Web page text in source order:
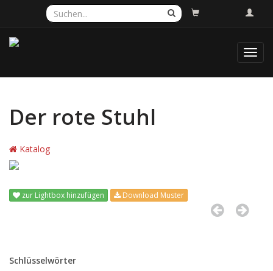
Der rote Stuhl
Katalog
zur Lightbox hinzufügen Download Muster
Schlüsselwörter